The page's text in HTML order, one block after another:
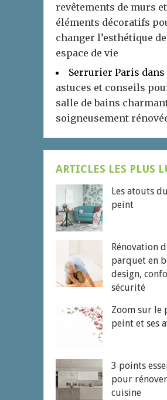
revêtements de murs
éléments décoratifs
changer l’esthétique
espace de vie
Serrurier Paris dans
astuces et conseils
salle de bains
soigneusement
ARTICLES LES PLUS
Les atouts
peint
Rénovation
parquet en
design,
sécurité
Zoom sur le
peint et ses
3 points
pour
cuisine